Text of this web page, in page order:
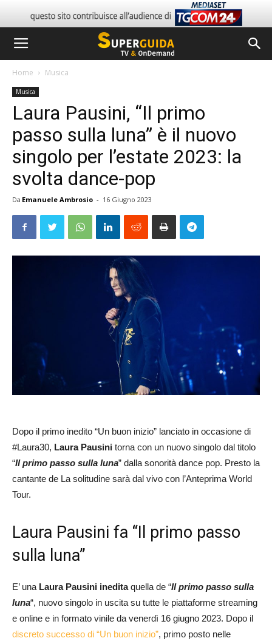
Home Musica
Musica
Laura Pausini, “Il primo
passo sulla luna” è il nuovo
singolo per l’estate 2023: la
svolta dance-pop
Da Emanuele Ambrosio - 16 Giugno 2023
Dopo il primo inedito “Un buon inizio” lanciato in occasione di
#Laura30, Laura Pausini torna con un nuovo singolo dal titolo
“Il primo passo sulla luna” dalla sonorità dance pop. Presto la
cantante de La solitudine sarà dal vivo con l’Anteprima World
Tour.
Laura Pausini fa “Il primo passo
sulla luna”
E’ una Laura Pausini ineditaquella de “Il primo passo sulla
luna“, nuovo singolo in uscita su tutte le piattaforme streaming
e online e in formato vinile da venerdì 16 giugno 2023. Dopo il
discreto successo di “Un buon inizio”, primo posto nelle